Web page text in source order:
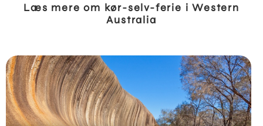
Læs mere om kør-selv-ferie i Western
Australia